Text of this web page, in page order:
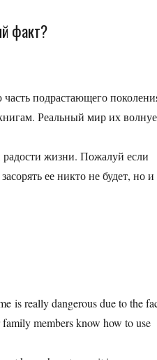
факт?
подрастающего
Реальный мир их
жизни. Пожалуй если
ее никто не будет, но и
is really dangerous due to the
members know how to use